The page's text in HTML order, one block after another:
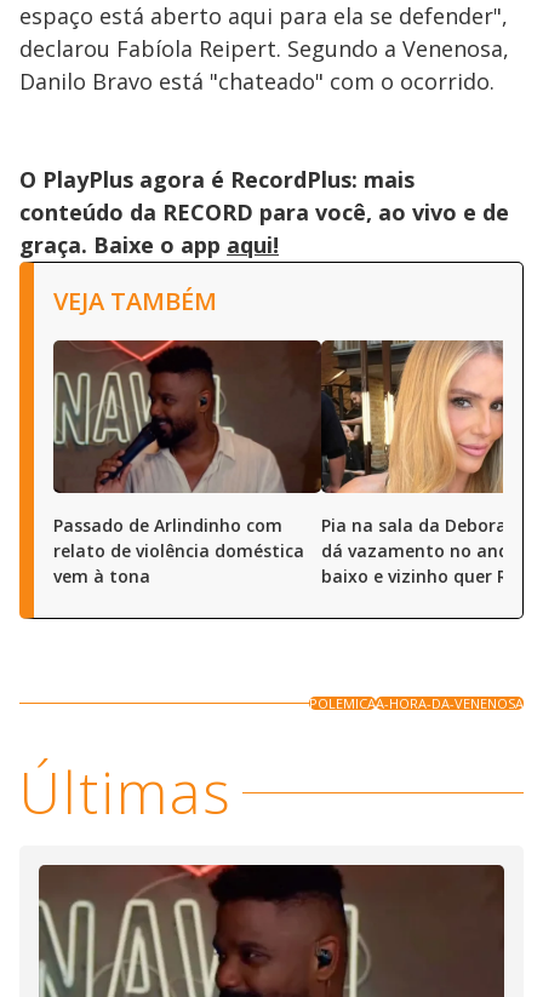
espaço está aberto aqui para ela se defender",
declarou Fabíola Reipert. Segundo a Venenosa,
Danilo Bravo está "chateado" com o ocorrido.
O PlayPlus agora é RecordPlus: mais
conteúdo da RECORD para você, ao vivo e de
graça. Baixe o app aqui!
VEJA TAMBÉM
Passado de Arlindinho com
relato de violência doméstica
vem à tona
Pia na sala da Deborah
dá vazamento no andar
baixo e vizinho quer R$
POLEMICAA-HORA-DA-VENENOSA
Últimas